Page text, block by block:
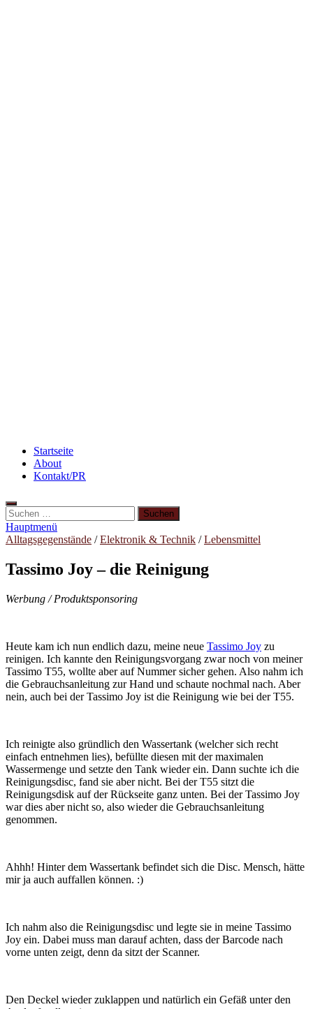
Startseite
About
Kontakt/PR
Hauptmenü
Alltagsgegenstände /Elektronik & Technik /Lebensmittel
Tassimo Joy – die Reinigung
Werbung / Produktsponsoring
Heute kam ich nun endlich dazu, meine neue Tassimo Joy zu
reinigen. Ich kannte den Reinigungsvorgang zwar noch von meiner
Tassimo T55, wollte aber auf Nummer sicher gehen. Also nahm ich
die Gebrauchsanleitung zur Hand und schaute nochmal nach. Aber
nein, auch bei der Tassimo Joy ist die Reinigung wie bei der T55.
Ich reinigte also gründlich den Wassertank (welcher sich recht
einfach entnehmen lies), befüllte diesen mit der maximalen
Wassermenge und setzte den Tank wieder ein. Dann suchte ich die
Reinigungsdisc, fand sie aber nicht. Bei der T55 sitzt die
Reinigungsdisk auf der Rückseite ganz unten. Bei der Tassimo Joy
war dies aber nicht so, also wieder die Gebrauchsanleitung
genommen.
Ahhh! Hinter dem Wassertank befindet sich die Disc. Mensch, hätte
mir ja auch auffallen können. :)
Ich nahm also die Reinigungsdisc und legte sie in meine Tassimo
Joy ein. Dabei muss man darauf achten, dass der Barcode nach
vorne unten zeigt, denn da sitzt der Scanner.
Den Deckel wieder zuklappen und natürlich ein Gefäß unter den